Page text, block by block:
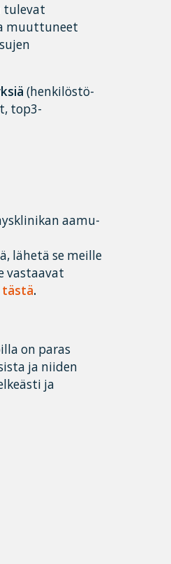
tulevat
muuttuneet
(henkilöstö-
top3-
aamu-
lähetä se meille
vastaavat
tästä.
on paras
ja niiden
ja